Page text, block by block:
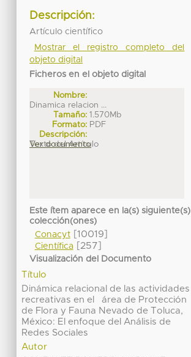
Descripción:
Artículo científico
Mostrar el registro completo del
objeto digital
Ficheros en el objeto digital
Nombre:
Dinamica relacion ...
Tamaño: 1.570Mb
Formato: PDF
Descripción:
Texto del Artículo
Ver documento
Este ítem aparece en la(s) siguiente(s)
colección(ones)
Conacyt[10019]
Científica[257]
Visualización del Documento
Título
Dinámica relacional de las actividades
recreativas en el área de Protección
de Flora y Fauna Nevado de Toluca,
México: El enfoque del Análisis de
Redes Sociales
Autor